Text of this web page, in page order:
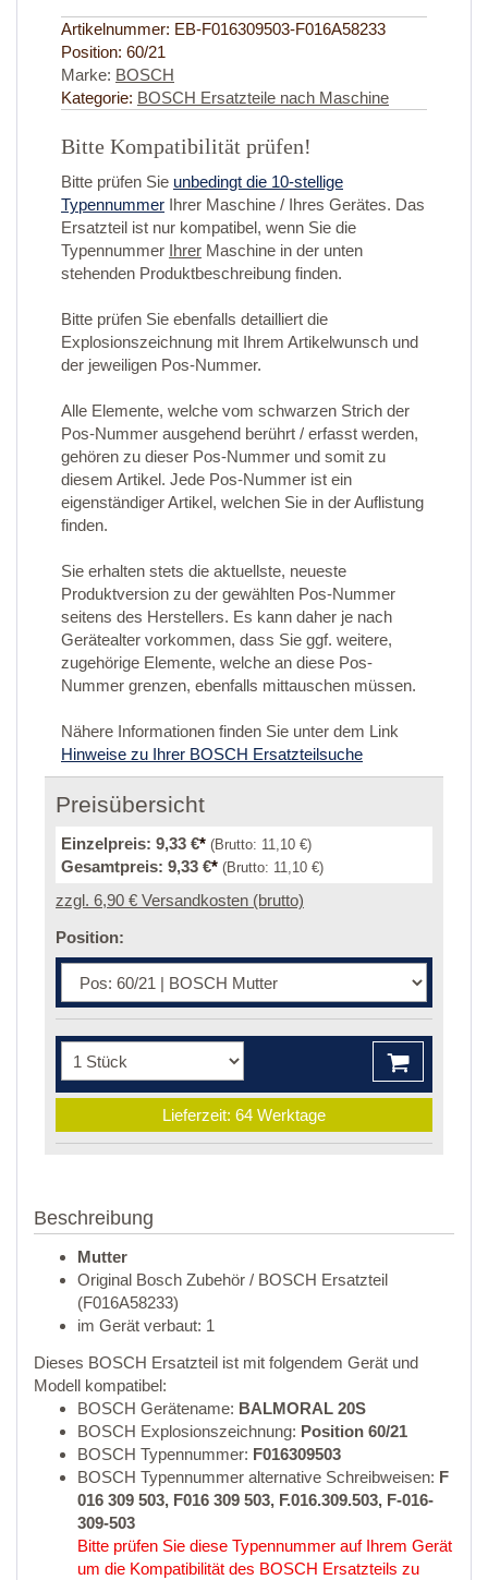
Artikelnummer: EB-F016309503-F016A58233
Position: 60/21
Marke: BOSCH
Kategorie: BOSCH Ersatzteile nach Maschine
Bitte Kompatibilität prüfen!
Bitte prüfen Sie unbedingt die 10-stellige
Typennummer Ihrer Maschine / Ihres Gerätes. Das
Ersatzteil ist nur kompatibel, wenn Sie die
Typennummer Ihrer Maschine in der unten
stehenden Produktbeschreibung finden.
Bitte prüfen Sie ebenfalls detailliert die
Explosionszeichnung mit Ihrem Artikelwunsch und
der jeweiligen Pos-Nummer.
Alle Elemente, welche vom schwarzen Strich der
Pos-Nummer ausgehend berührt / erfasst werden,
gehören zu dieser Pos-Nummer und somit zu
diesem Artikel. Jede Pos-Nummer ist ein
eigenständiger Artikel, welchen Sie in der Auflistung
finden.
Sie erhalten stets die aktuellste, neueste
Produktversion zu der gewählten Pos-Nummer
seitens des Herstellers. Es kann daher je nach
Gerätealter vorkommen, dass Sie ggf. weitere,
zugehörige Elemente, welche an diese Pos-
Nummer grenzen, ebenfalls mittauschen müssen.
Nähere Informationen finden Sie unter dem Link
Hinweise zu Ihrer BOSCH Ersatzteilsuche
Preisübersicht
Einzelpreis: 9,33 €* (Brutto: 11,10 €)
Gesamtpreis: 9,33 €* (Brutto: 11,10 €)
zzgl. 6,90 € Versandkosten (brutto)
Position:
Lieferzeit: 64 Werktage
Beschreibung
Mutter
Original Bosch Zubehör / BOSCH Ersatzteil
(F016A58233)
im Gerät verbaut: 1
Dieses BOSCH Ersatzteil ist mit folgendem Gerät und
Modell kompatibel:
BOSCH Gerätename: BALMORAL 20S
BOSCH Explosionszeichnung: Position 60/21
BOSCH Typennummer: F016309503
BOSCH Typennummer alternative Schreibweisen: F
016 309 503, F016 309 503, F.016.309.503, F-016-
309-503
Bitte prüfen Sie diese Typennummer auf Ihrem Gerät
um die Kompatibilität des BOSCH Ersatzteils zu